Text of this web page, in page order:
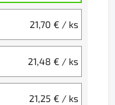
21,70 € / ks
21,48 € / ks
21,25 € / ks